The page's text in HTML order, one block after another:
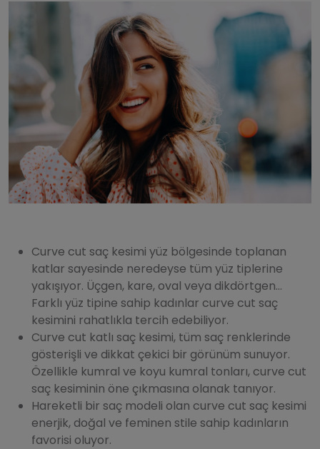
Curve cut saç kesimi yüz bölgesinde toplanan
katlar sayesinde neredeyse tüm yüz tiplerine
yakışıyor. Üçgen, kare, oval veya dikdörtgen…
Farklı yüz tipine sahip kadınlar curve cut saç
kesimini rahatlıkla tercih edebiliyor.
Curve cut katlı saç kesimi, tüm saç renklerinde
gösterişli ve dikkat çekici bir görünüm sunuyor.
Özellikle kumral ve koyu kumral tonları, curve cut
saç kesiminin öne çıkmasına olanak tanıyor.
Hareketli bir saç modeli olan curve cut saç kesimi
enerjik, doğal ve feminen stile sahip kadınların
favorisi oluyor.